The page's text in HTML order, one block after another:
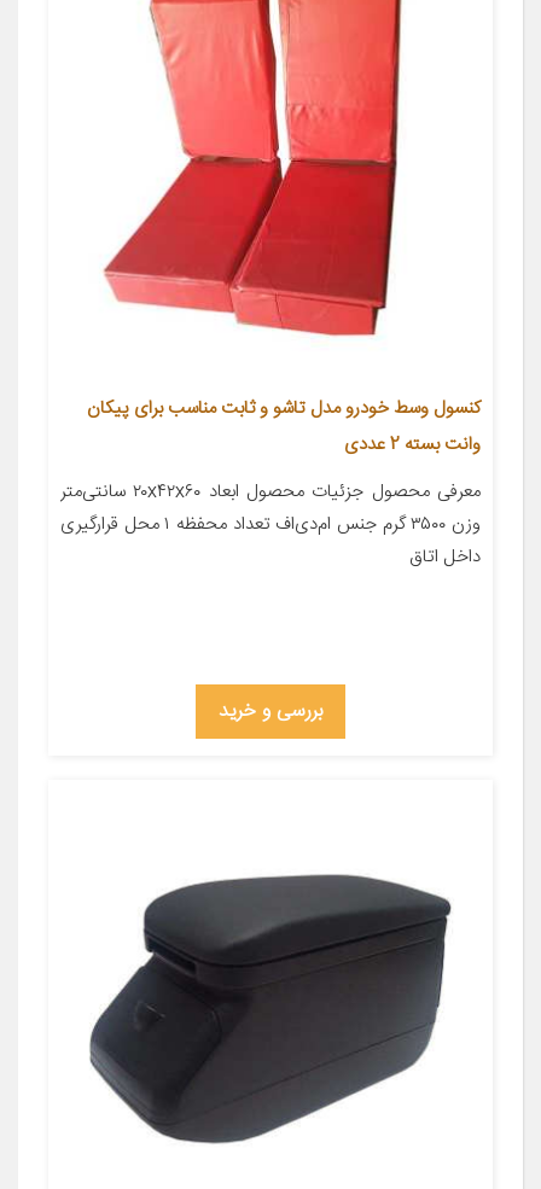
کنسول وسط خودرو مدل تاشو و ثابت مناسب برای پیکان
وانت بسته 2 عددی
معرفی محصول جزئیات محصول ابعاد ۲۰x۴۲x۶۰ سانتی‌متر
وزن ۳۵۰۰ گرم جنس ام‌دی‌اف تعداد محفظه ۱ محل قرارگیری
داخل اتاق
بررسی و خرید